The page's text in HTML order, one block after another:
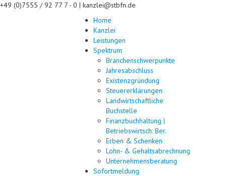
+49 (0)7555 / 92 77 7 - 0 | kanzlei@stbfn.de
Home
Kanzlei
Leistungen
Spektrum
Branchenschwerpunkte
Jahresabschluss
Existenzgründung
Steuererklärungen
Landwirtschaftliche
Buchstelle
Finanzbuchhaltung |
Betriebswirtsch. Ber.
Erben & Schenken
Lohn- & Gehaltsabrechnung
Unternehmensberatung
Sofortmeldung